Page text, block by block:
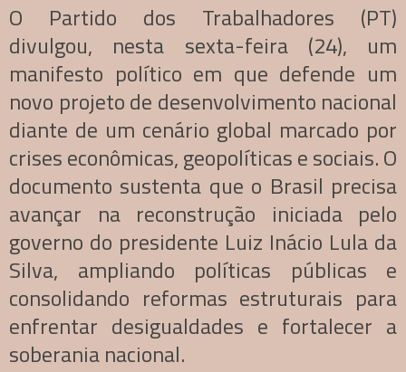
O Partido dos Trabalhadores (PT)
divulgou, nesta sexta-feira (24), um
manifesto político em que defende um
novo projeto de desenvolvimento nacional
diante de um cenário global marcado por
crises econômicas, geopolíticas e sociais. O
documento sustenta que o Brasil precisa
avançar na reconstrução iniciada pelo
governo do presidente Luiz Inácio Lula da
Silva, ampliando políticas públicas e
consolidando reformas estruturais para
enfrentar desigualdades e fortalecer a
soberania nacional.